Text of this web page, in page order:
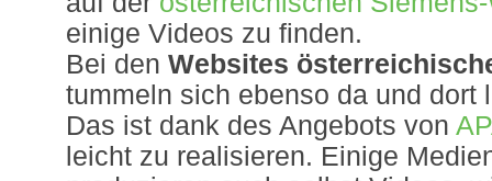
einige Videos zu finden.
Bei den Websites
tummeln sich ebenso da und dort
Das ist dank des Angebots von
leicht zu realisieren. Einige